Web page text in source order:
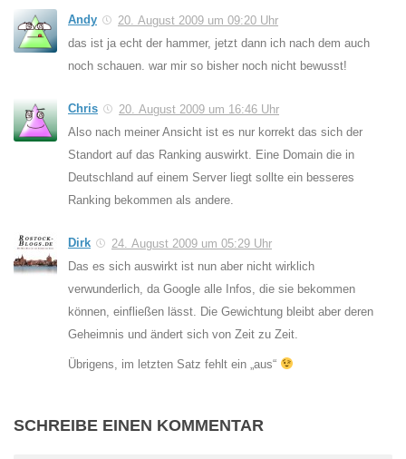
Andy
20. August 2009 um 09:20 Uhr
das ist ja echt der hammer, jetzt dann ich nach dem auch
noch schauen. war mir so bisher noch nicht bewusst!
Chris
20. August 2009 um 16:46 Uhr
Also nach meiner Ansicht ist es nur korrekt das sich der
Standort auf das Ranking auswirkt. Eine Domain die in
Deutschland auf einem Server liegt sollte ein besseres
Ranking bekommen als andere.
Dirk
24. August 2009 um 05:29 Uhr
Das es sich auswirkt ist nun aber nicht wirklich
verwunderlich, da Google alle Infos, die sie bekommen
können, einfließen lässt. Die Gewichtung bleibt aber deren
Geheimnis und ändert sich von Zeit zu Zeit.
Übrigens, im letzten Satz fehlt ein „aus“
SCHREIBE EINEN KOMMENTAR